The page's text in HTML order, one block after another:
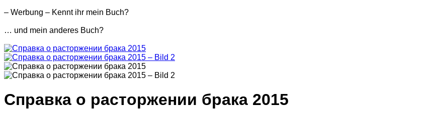
– Werbung – Kennt ihr mein Buch?
… und mein anderes Buch?
Справка о расторжении брака 2015